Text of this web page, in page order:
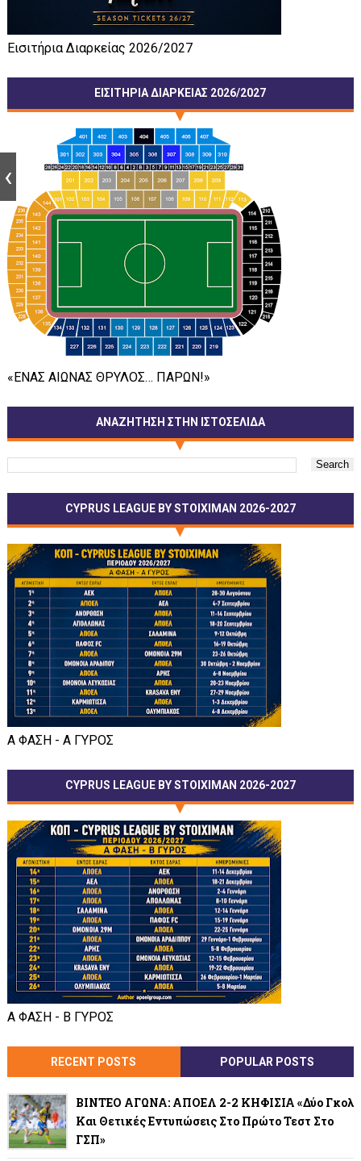
Εισιτήρια Διαρκείας 2026/2027
ΕΙΣΙΤΗΡΙΑ ΔΙΑΡΚΕΙΑΣ 2026/2027
«ΕΝΑΣ ΑΙΩΝΑΣ ΘΡΥΛΟΣ… ΠΑΡΩΝ!»
ΑΝΑΖΗΤΗΣΗ ΣΤΗΝ ΙΣΤΟΣΕΛΙΔΑ
CYPRUS LEAGUE BY STOIXIMAN 2026-2027
Α ΦΑΣΗ - Α ΓΥΡΟΣ
CYPRUS LEAGUE BY STOIXIMAN 2026-2027
Α ΦΑΣΗ - Β ΓΥΡΟΣ
RECENT POSTS POPULAR POSTS
ΒΙΝΤΕΟ ΑΓΩΝΑ: ΑΠΟΕΛ 2-2 ΚΗΦΙΣΙΑ «Δύο Γκολ
Και Θετικές Εντυπώσεις Στο Πρώτο Τεστ Στο
ΓΣΠ»